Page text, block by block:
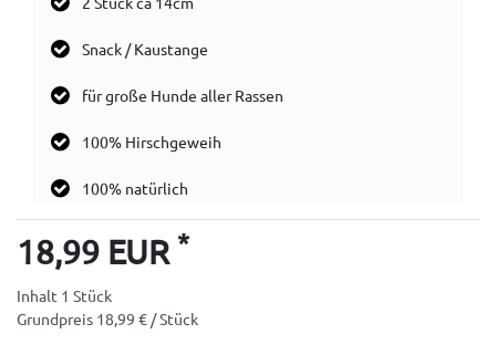
Snack / Kaustange
für große Hunde aller Rassen
100% Hirschgeweih
100% natürlich
18,99 EUR *
Inhalt 1 Stück
Grundpreis 18,99 € / Stück